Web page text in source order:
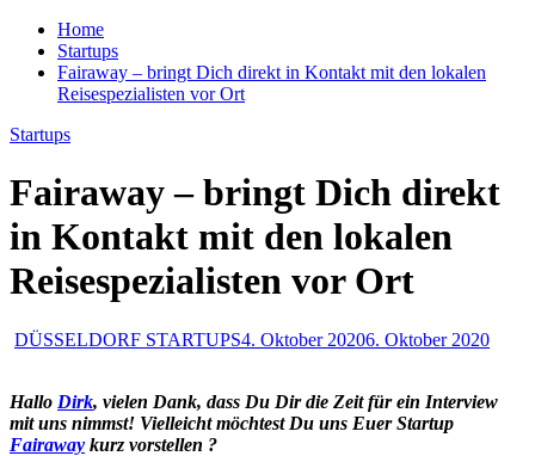
Home
Startups
Fairaway – bringt Dich direkt in Kontakt mit den lokalen
Reisespezialisten vor Ort
Startups
Fairaway – bringt Dich direkt
in Kontakt mit den lokalen
Reisespezialisten vor Ort
DÜSSELDORF STARTUPS4. Oktober 20206. Oktober 2020
Hallo Dirk, vielen Dank, dass Du Dir die Zeit für ein Interview
mit uns nimmst! Vielleicht möchtest Du uns Euer Startup
Fairaway kurz vorstellen ?